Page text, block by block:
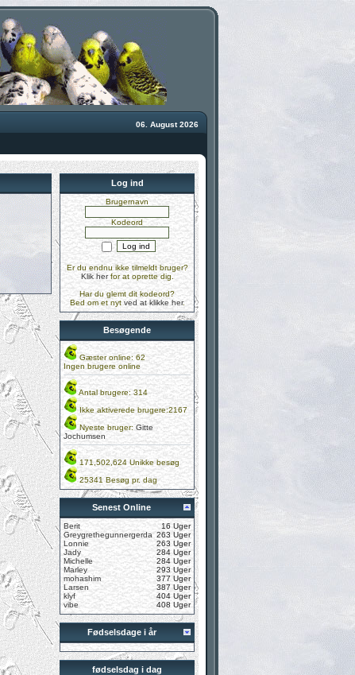
06. August 2026
Log ind
Brugernavn
Kodeord
Er du endnu ikke tilmeldt bruger?
Klik herfor at oprette dig.
Har du glemt dit kodeord?
Bed om et nytved at klikke her.
Besøgende
Gæster online: 62
Ingen brugere online
Antal brugere: 314
Ikke aktiverede brugere:2167
Nyeste bruger:Gitte
Jochumsen
171,502,624 Unikke besøg
25341 Besøg pr. dag
Senest Online
Berit
16 Uger
Greygrethegunnergerda 263 Uger
Lonnie
263 Uger
Jady
284 Uger
Michelle
284 Uger
Marley
293 Uger
mohashim
377 Uger
Larsen
387 Uger
klyf
404 Uger
vibe
408 Uger
Fødselsdage i år
fødselsdag i dag